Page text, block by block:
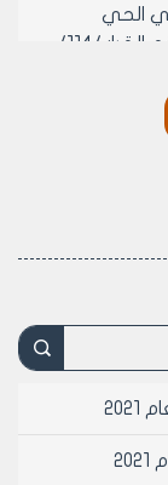
الحي
والمصلحة العامة وأسوة بأحياء صاجليخان رقم القرار /114/
المنعقدة
لهذه
مجلس المدينة